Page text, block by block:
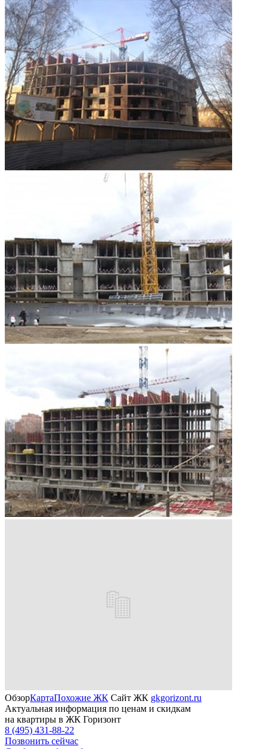
ОбзорКартаПохожие ЖК Сайт ЖК gkgorizont.ru
Актуальная информация по ценам и скидкам
на квартиры в ЖК Горизонт
8 (495) 431-88-22
Позвонить сейчас